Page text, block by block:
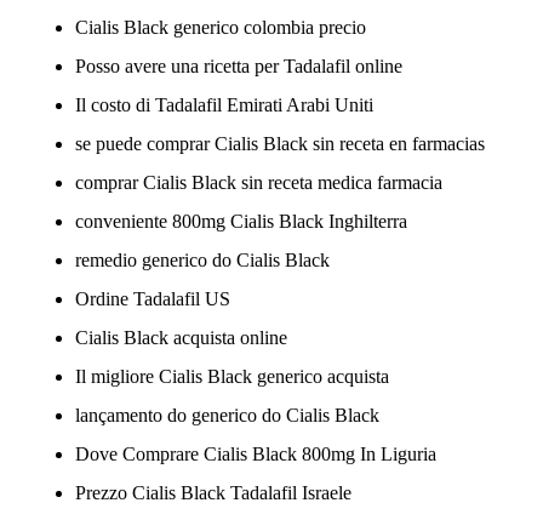
Cialis Black generico colombia precio
Posso avere una ricetta per Tadalafil online
Il costo di Tadalafil Emirati Arabi Uniti
se puede comprar Cialis Black sin receta en farmacias
comprar Cialis Black sin receta medica farmacia
conveniente 800mg Cialis Black Inghilterra
remedio generico do Cialis Black
Ordine Tadalafil US
Cialis Black acquista online
Il migliore Cialis Black generico acquista
lançamento do generico do Cialis Black
Dove Comprare Cialis Black 800mg In Liguria
Prezzo Cialis Black Tadalafil Israele